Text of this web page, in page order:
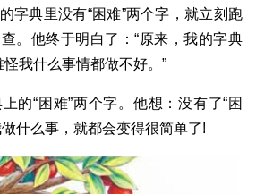
字典里没有“困难”两个字，就立刻跑
。他终于明白了：“原来，我的字典
怪我什么事情都做不好。”
的“困难”两个字。他想：没有了“困
什么事，就都会变得很简单了!